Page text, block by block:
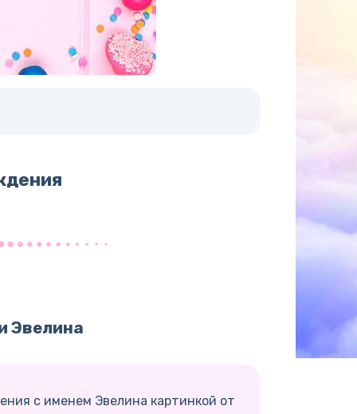
Эвелина
с именем Эвелина картинкой от